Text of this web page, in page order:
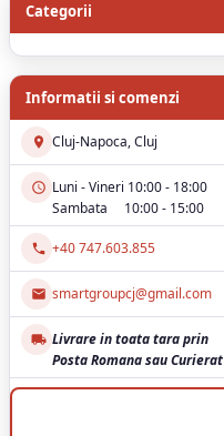
Categorii
Informatii si comenzi
Cluj-Napoca, Cluj
Luni - Vineri 10:00 - 18:00
Sambata 10:00 - 15:00
+40 747.603.855
smartgroupcj@gmail.com
Livrare in toata tara prin
Posta Romana sau Curierat